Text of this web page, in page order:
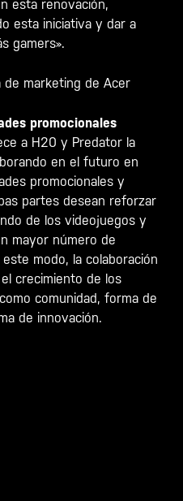
esta renovación,
esta iniciativa y dar a
gamers».
marketing de Acer
promocionales
a H20 y Predator la
en el futuro en
promocionales y
partes desean reforzar
de los videojuegos y
mayor número de
modo, la colaboración
crecimiento de los
comunidad, forma de
de innovación.